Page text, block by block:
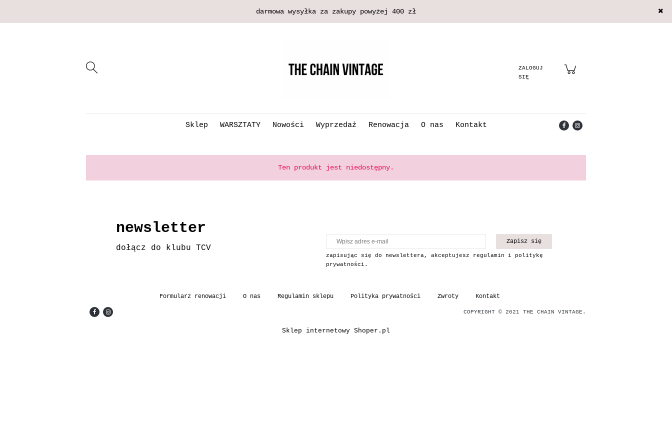
darmowa wysyłka za zakupy powyżej 400 zł
Sklep WARSZTATY Nowości Wyprzedaż Renowacja O nas Kontakt
Ten produkt jest niedostępny.
newsletter
dołącz do klubu TCV
Zapisz się
zapisując się do newslettera, akceptujesz regulamin i politykę
prywatności.
Formularz renowacji O nas Regulamin sklepu Polityka prywatności Zwroty Kontakt
COPYRIGHT © 2021 THE CHAIN VINTAGE.
Sklep internetowy Shoper.pl